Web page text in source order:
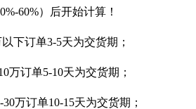
60%）后开始计算！
下订单3-5天为交货期；
万订单5-10天为交货期；
万订单10-15天为交货期；